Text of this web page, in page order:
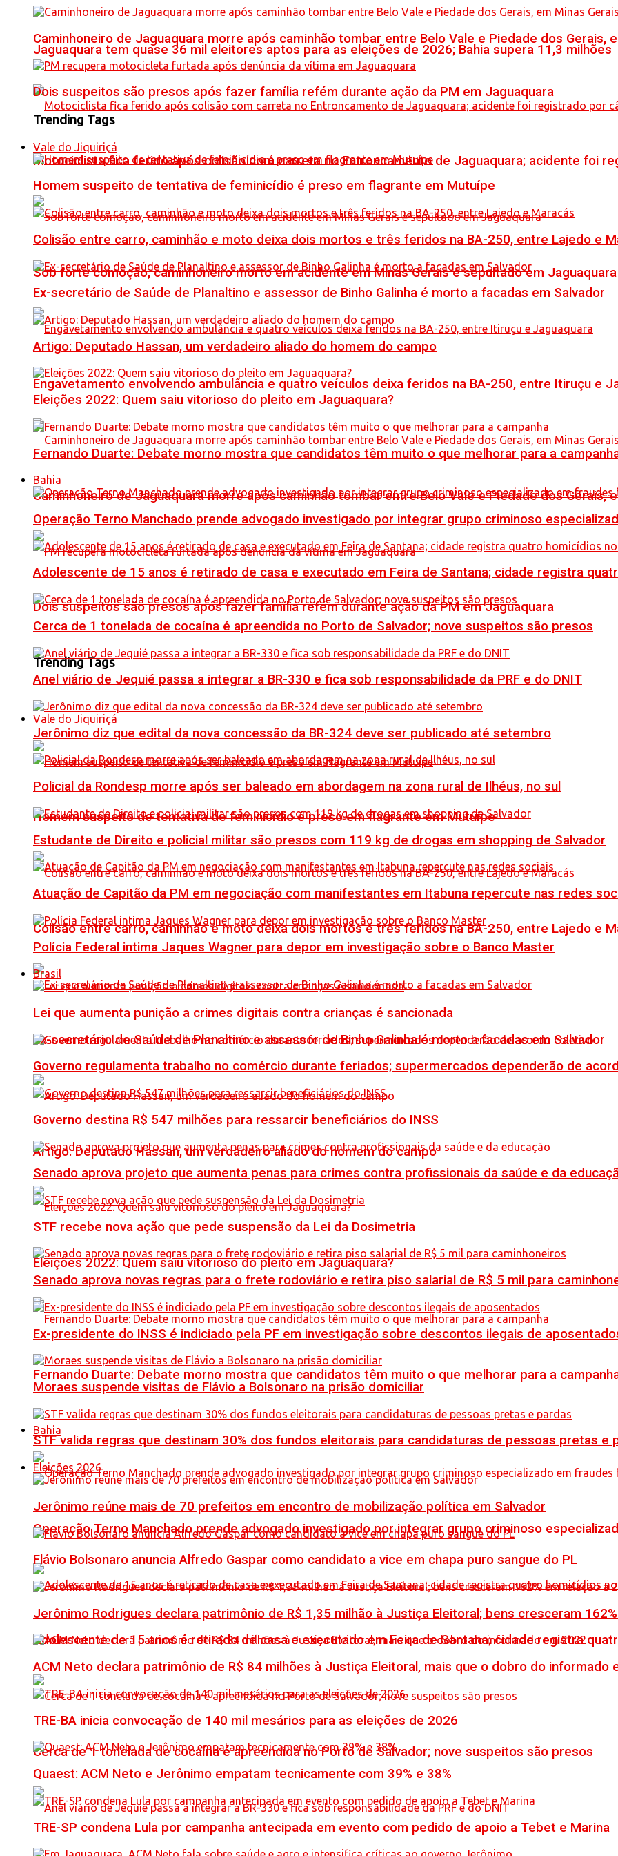
Jaguaquara tem quase 36 mil eleitores aptos para as eleições de 2026; Bahia supera 11,3 milhões
Motociclista fica ferido após colisão com carreta no Entroncamento de Jaguaquara; acidente foi
Sob forte comoção, caminhoneiro morto em acidente em Minas Gerais é sepultado em Jaguaquara
Engavetamento envolvendo ambulância e quatro veículos deixa feridos na BA-250, entre Itiruçu e
Caminhoneiro de Jaguaquara morre após caminhão tombar entre Belo Vale e Piedade dos Gerais,
Dois suspeitos são presos após fazer família refém durante ação da PM em Jaguaquara
Trending Tags
Vale do Jiquiriçá
Homem suspeito de tentativa de feminicídio é preso em flagrante em Mutuípe
Colisão entre carro, caminhão e moto deixa dois mortos e três feridos na BA-250, entre Lajedo e
Ex-secretário de Saúde de Planaltino e assessor de Binho Galinha é morto a facadas em Salvador
Artigo: Deputado Hassan, um verdadeiro aliado do homem do campo
Eleições 2022: Quem saiu vitorioso do pleito em Jaguaquara?
Fernando Duarte: Debate morno mostra que candidatos têm muito o que melhorar para a
Bahia
Operação Terno Manchado prende advogado investigado por integrar grupo criminoso
Adolescente de 15 anos é retirado de casa e executado em Feira de Santana; cidade registra
Cerca de 1 tonelada de cocaína é apreendida no Porto de Salvador; nove suspeitos são presos
Caminhoneiro de Jaguaquara morre após caminhão tombar entre Belo Vale e Piedade dos Gerais,
Dois suspeitos são presos após fazer família refém durante ação da PM em Jaguaquara
Trending Tags
Vale do Jiquiriçá
Homem suspeito de tentativa de feminicídio é preso em flagrante em Mutuípe
Colisão entre carro, caminhão e moto deixa dois mortos e três feridos na BA-250, entre Lajedo e
Ex-secretário de Saúde de Planaltino e assessor de Binho Galinha é morto a facadas em Salvador
Artigo: Deputado Hassan, um verdadeiro aliado do homem do campo
Eleições 2022: Quem saiu vitorioso do pleito em Jaguaquara?
Fernando Duarte: Debate morno mostra que candidatos têm muito o que melhorar para a
Bahia
Operação Terno Manchado prende advogado investigado por integrar grupo criminoso
Adolescente de 15 anos é retirado de casa e executado em Feira de Santana; cidade registra
Cerca de 1 tonelada de cocaína é apreendida no Porto de Salvador; nove suspeitos são presos
Anel viário de Jequié passa a integrar a BR-330 e fica sob responsabilidade da PRF e do DNIT
Jerônimo diz que edital da nova concessão da BR-324 deve ser publicado até setembro
Policial da Rondesp morre após ser baleado em abordagem na zona rural de Ilhéus, no sul
Estudante de Direito e policial militar são presos com 119 kg de drogas em shopping de Salvador
Atuação de Capitão da PM em negociação com manifestantes em Itabuna repercute nas redes
Polícia Federal intima Jaques Wagner para depor em investigação sobre o Banco Master
Brasil
Lei que aumenta punição a crimes digitais contra crianças é sancionada
Governo regulamenta trabalho no comércio durante feriados; supermercados dependerão de
Governo destina R$ 547 milhões para ressarcir beneficiários do INSS
Senado aprova projeto que aumenta penas para crimes contra profissionais da saúde e da
STF recebe nova ação que pede suspensão da Lei da Dosimetria
Senado aprova novas regras para o frete rodoviário e retira piso salarial de R$ 5 mil para
Ex-presidente do INSS é indiciado pela PF em investigação sobre descontos ilegais de
Moraes suspende visitas de Flávio a Bolsonaro na prisão domiciliar
STF valida regras que destinam 30% dos fundos eleitorais para candidaturas de pessoas pretas e
Eleições 2026
Jerônimo reúne mais de 70 prefeitos em encontro de mobilização política em Salvador
Flávio Bolsonaro anuncia Alfredo Gaspar como candidato a vice em chapa puro sangue do PL
Jerônimo Rodrigues declara patrimônio de R$ 1,35 milhão à Justiça Eleitoral; bens cresceram
ACM Neto declara patrimônio de R$ 84 milhões à Justiça Eleitoral, mais que o dobro do informado
TRE-BA inicia convocação de 140 mil mesários para as eleições de 2026
Quaest: ACM Neto e Jerônimo empatam tecnicamente com 39% e 38%
TRE-SP condena Lula por campanha antecipada em evento com pedido de apoio a Tebet e Marina